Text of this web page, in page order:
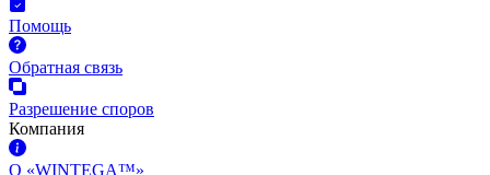
Помощь
Обратная связь
Разрешение споров
Компания
О «WINTEGA™»